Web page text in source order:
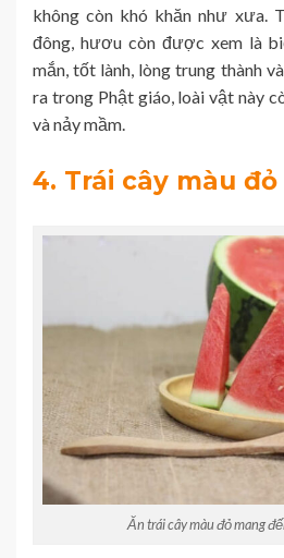
không còn khó khăn như xưa.
đông, hươu còn được xem là
mắn, tốt lành, lòng trung thành
ra trong Phật giáo, loài vật này
và nảy mầm.
4. Trái cây màu đỏ
Ăn trái cây màu đỏ mang